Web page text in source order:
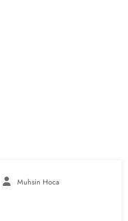
Muhsin Hoca